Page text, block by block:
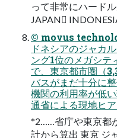
って⾮常にハード
JAPAN󰏦
© movus
ドネシアのジャカ
ング1位のメガシ
で、東京都市圏（
バスがまだ⼗分に
機関の利⽤率が低
通省による現地ヒ
*2……省庁や東京都
計から算出 東京 ジ